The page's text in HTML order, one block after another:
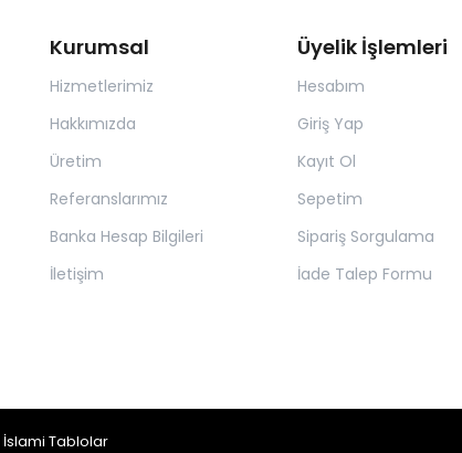
Kurumsal
Hizmetlerimiz
Hakkımızda
Üretim
Referanslarımız
Banka Hesap Bilgileri
İletişim
Üyelik İşlemleri
Hesabım
Giriş Yap
Kayıt Ol
Sepetim
Sipariş Sorgulama
İade Talep Formu
İslami Tablolar